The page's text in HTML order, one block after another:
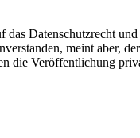
Datenschutzrecht
meint aber,
die Veröffentlichung